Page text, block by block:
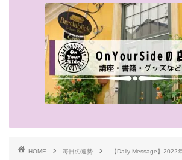
HOME 毎日の運勢 【Daily Message】2022